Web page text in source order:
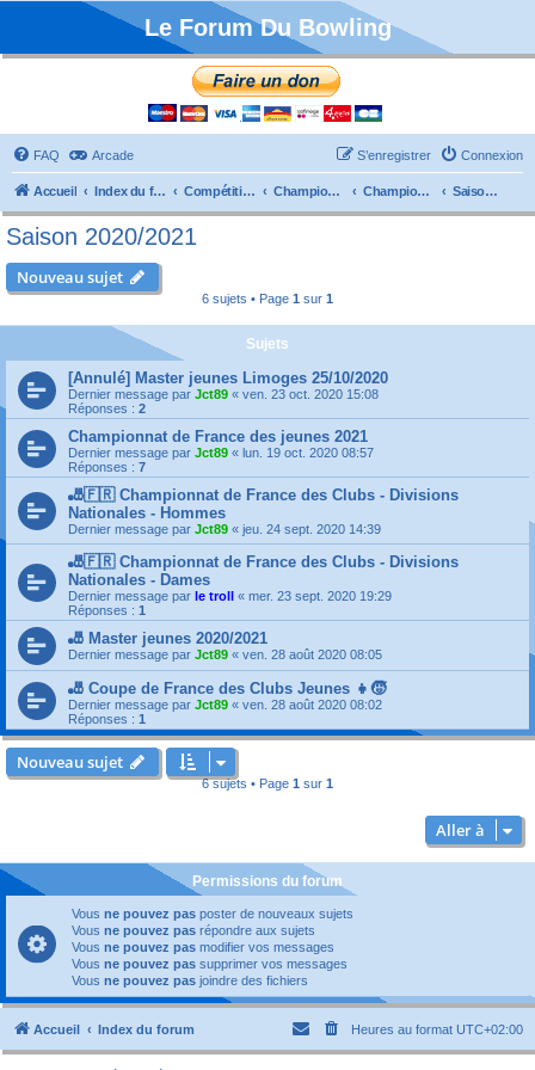
Le Forum Du Bowling
FAQ Arcade Connexion
S’enregistrer
Accueil Index du forum Compétitions Championnats de France Championnat Individuels Saison 2020/2021
Saison 2020/2021
Nouveau sujet
6 sujets • Page 1 sur 1
Sujets
[Annulé] Master jeunes Limoges 25/10/2020
Dernier message par Jct89 « ven. 23 oct. 2020 15:08
Réponses : 2
Championnat de France des jeunes 2021
Dernier message par Jct89 « lun. 19 oct. 2020 08:57
Réponses : 7
🎳🇫🇷 Championnat de France des Clubs - Divisions
Nationales - Hommes
Dernier message par Jct89 « jeu. 24 sept. 2020 14:39
🎳🇫🇷 Championnat de France des Clubs - Divisions
Nationales - Dames
Dernier message par le troll « mer. 23 sept. 2020 19:29
Réponses : 1
🎳 Master jeunes 2020/2021
Dernier message par Jct89 « ven. 28 août 2020 08:05
🎳 Coupe de France des Clubs Jeunes 👧🧒
Dernier message par Jct89 « ven. 28 août 2020 08:02
Réponses : 1
Nouveau sujet
6 sujets • Page 1 sur 1
Aller à
Permissions du forum
Vous ne pouvez pas poster de nouveaux sujets
Vous ne pouvez pas répondre aux sujets
Vous ne pouvez pas modifier vos messages
Vous ne pouvez pas supprimer vos messages
Vous ne pouvez pas joindre des fichiers
Accueil Index du forum Heures au format UTC+02:00